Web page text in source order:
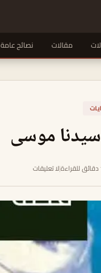
مقالات نصائح عامة
موسى
|لا تعليقات